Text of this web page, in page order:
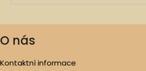
O nás
Kontaktní informace